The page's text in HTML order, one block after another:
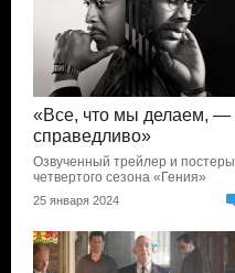
«Все, что мы делаем, —
справедливо»
Озвученный трейлер и постеры
четвертого сезона «Гения»
25 января 2024